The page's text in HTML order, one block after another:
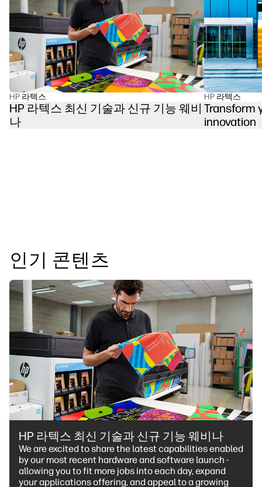
HP 라텍스
HP 라텍스 최신 기술과 신규 기능 웨비
나
HP 라텍스
Transform
innovation
인기 콘텐츠
HP 라텍스 최신 기술과 신규 기능 웨비나
We are excited to share the latest capabilities enabled
by our most recent hardware and software launch -
allowing you to fit more jobs into each day, expand
your applications offering, and appeal to a growing